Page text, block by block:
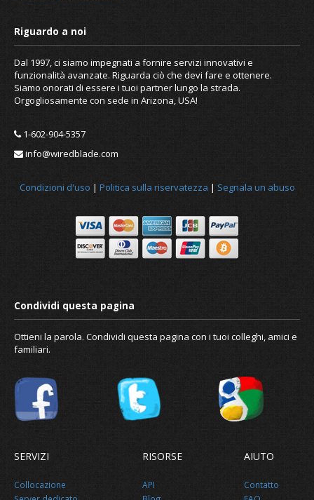
Dal 1997, ci siamo impegnati a fornire servizi innovativi e
funzionalità avanzate. Riguarda ciò che devi fare e ottenere.
Siamo onorati di essere i tuoi partner lungo la strada.
Orgogliosamente con sede in Arizona, USA!
1-602-904-5357
info@wiredblade.com
Condizioni d'uso | Politica sulla riservatezza | Segnala un abuso
Ottieni la parola. Condividi questa pagina con i tuoi colleghi, amici e
familiari.
SERVIZI
Collocazione
RISORSE
API
AIUTO
Contatto